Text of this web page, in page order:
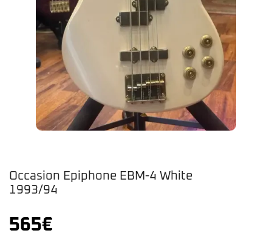
Occasion Epiphone EBM-4 White
1993/94
565€